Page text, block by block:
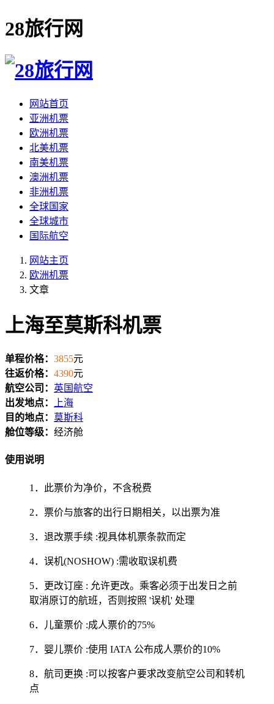
28旅行网
网站首页
亚洲机票
欧洲机票
北美机票
南美机票
澳洲机票
非洲机票
全球国家
全球城市
国际航空
网站主页
欧洲机票
文章
上海至莫斯科机票
单程价格： 3855元
往返价格： 4390元
航空公司： 英国航空
出发地点：
上海
目的地点： 莫斯科
舱位等级： 经济舱
使用说明
1．此票价为净价，不含税费
2．票价与旅客的出行日期相关，以出票为准
3．退改票手续 :视具体机票条款而定
4．误机(NOSHOW) :需收取误机费
5．更改订座 : 允许更改。乘客必须于出发日之前
取消原订的航班，否则按照 '误机' 处理
6．儿童票价 :成人票价的75%
7．婴儿票价 :使用 IATA 公布成人票价的10%
8．航司更换 :可以按客户要求改变航空公司和转机
点